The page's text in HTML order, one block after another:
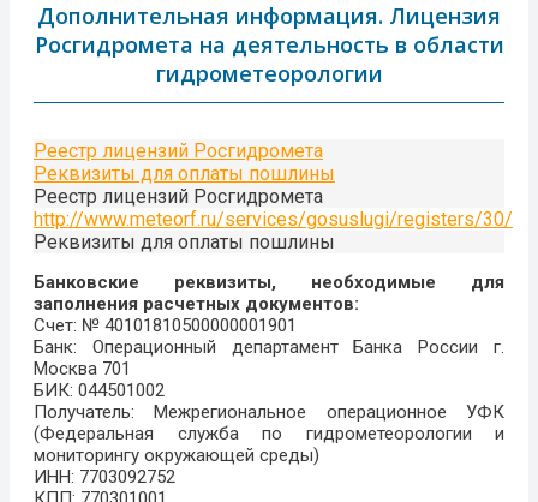
Дополнительная информация. Лицензия
Росгидромета на деятельность в области
гидрометеорологии
Реестр лицензий Росгидромета
Реквизиты для оплаты пошлины
Реестр лицензий Росгидромета
http://www.meteorf.ru/services/gosuslugi/registers/30/
Реквизиты для оплаты пошлины
Банковские реквизиты, необходимые для
заполнения расчетных документов:
Счет: № 40101810500000001901
Банк: Операционный департамент Банка России г.
Москва 701
БИК: 044501002
Получатель: Межрегиональное операционное УФК
(Федеральная служба по гидрометеорологии и
мониторингу окружающей среды)
ИНН: 7703092752